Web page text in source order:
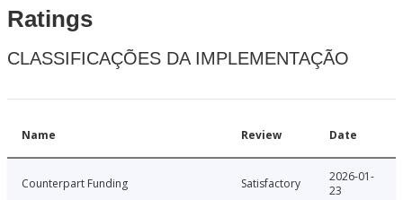
Ratings
CLASSIFICAÇÕES DA IMPLEMENTAÇÃO
Name Review Date
Counterpart Funding Satisfactory
2026-01-
23